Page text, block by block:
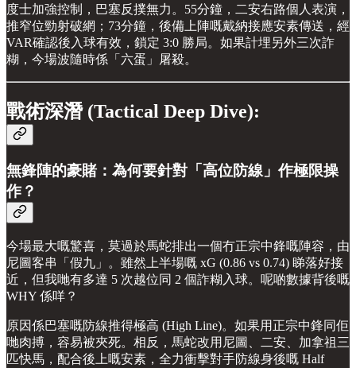
度士加強控制，巴塞反撲無力。55分鐘，二安右路個人表演，
推窄位勁射破網；73分鐘，後備上陣嘅戴納接應安素傳送，經
VAR確認後入球有效，鎖定 3:0 勝局。如果計埋另外三次詐
糊，今場波隨時係「六蛋」屠殺。
戰術深潛 (Tactical Deep Dive):
無鋒陣的豪賭：為何要針對「高位防線」作極限操
作？
今場最大嘅驚喜，莫過於馬蛇排出一個冇正宗中鋒嘅陣容，由
尼圖客串「假九」。雖然上半場嘅 xG (0.86 vs 0.74) 睇落好接
近，但我哋有多達 5 次越位同 2 個詐糊入球。呢啲數據背後嘅
WHY 係咩？
原因係巴塞嘅防線推得極高 (High Line)。如果用正宗中鋒同佢
哋肉搏，容易被夾死。相反，馬蛇改用尼圖、二安、加拿祖三
匹快馬，配合後上嘅安素，全力衝擊對手防線身後嘅 Half